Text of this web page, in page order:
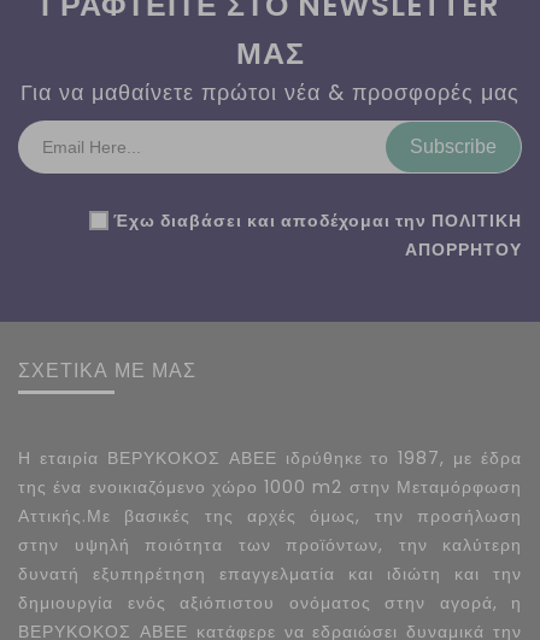
ΜΑΣ
Για να μαθαίνετε πρώτοι νέα & προσφορές μας
Subscribe
Έχω διαβάσει και αποδέχομαι την ΠΟΛΙΤΙΚΗ
ΑΠΟΡΡΗΤΟΥ
ΣΧΕΤΙΚΑ ΜΕ ΜΑΣ
Η εταιρία ΒΕΡΥΚΟΚΟΣ ΑΒΕΕ ιδρύθηκε το 1987, με έδρα
της ένα ενοικιαζόμενο χώρο 1000 m2 στην Μεταμόρφωση
Αττικής.Με βασικές της αρχές όμως, την προσήλωση
στην υψηλή ποιότητα των προϊόντων, την καλύτερη
δυνατή εξυπηρέτηση επαγγελματία και ιδιώτη και την
δημιουργία ενός αξιόπιστου ονόματος στην αγορά, η
ΒΕΡΥΚΟΚΟΣ ΑΒΕΕ κατάφερε να εδραιώσει δυναμικά την